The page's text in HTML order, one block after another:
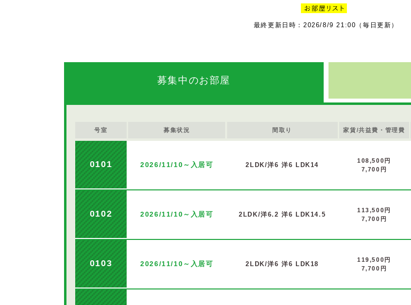
最終更新日時：2026/8/9 21:00（毎日更新）
募集中のお部屋
号室 募集状況 間取り 家賃/共益費・管理費
0101 2026/11/10～入居可 2LDK/洋6 洋6 LDK14
108,500円
7,700円
0102 2026/11/10～入居可 2LDK/洋6.2 洋6 LDK14.5
113,500円
7,700円
0103 2026/11/10～入居可 2LDK/洋6 洋6 LDK18
119,500円
7,700円